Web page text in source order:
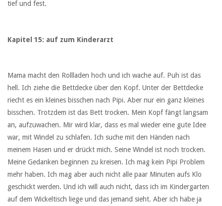
tief und fest.
Kapitel 15: auf zum Kinderarzt
Mama macht den Rollladen hoch und ich wache auf. Puh ist das
hell. Ich ziehe die Bettdecke über den Kopf. Unter der Bettdecke
riecht es ein kleines bisschen nach Pipi. Aber nur ein ganz kleines
bisschen. Trotzdem ist das Bett trocken. Mein Kopf fängt langsam
an, aufzuwachen. Mir wird klar, dass es mal wieder eine gute Idee
war, mit Windel zu schlafen. Ich suche mit den Händen nach
meinem Hasen und er drückt mich. Seine Windel ist noch trocken.
Meine Gedanken beginnen zu kreisen. Ich mag kein Pipi Problem
mehr haben. Ich mag aber auch nicht alle paar Minuten aufs Klo
geschickt werden. Und ich will auch nicht, dass ich im Kindergarten
auf dem Wickeltisch liege und das jemand sieht. Aber ich habe ja